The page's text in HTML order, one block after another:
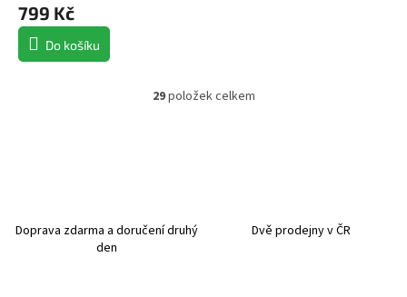
799 Kč
Do košíku
O
29položek celkem
Doprava zdarma a doručení druhý
den
Dvě prodejny v ČR